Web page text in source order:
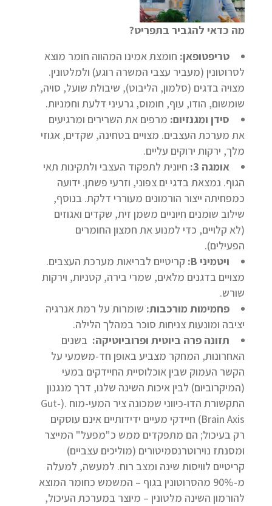
מה כדאי להגביר בתפריט?
טריפטופאן: חומצת אמינו המהווה חומר מוצא
לסרוטונין (מעביר עצבי המשרה רוגע) ולמלטונין.
מצויה בדגים (סלמון, הליבוט), שיבולת שועל, סויה,
שומשום, הודו, עוף, חומוס, גרעיני דלעת וחמניות.
סידן ומגנזיום: מרפים את השרירים ומרגיעים
את מערכת העצבים. מצויים בטחינה, שקדים, אגוזי
מלך, ירקות ירוקים עליים.
אומגה 3:
חיונית לתפקוד העצבי ולתקינות תאי
הגוף. נמצאת בדגי ים צפוני, וזרעי פשתן. ידועה
כמפחיתה ייצור הורמונים מעוררי דלקת. בנוסף,
שילוב שומנים חיוניים משמן זית, שקדים ואגוזים
(לא קלויים, כדי למנוע את חמצון החומרים
הפעילים).
ויטמיני B
: קריטיים לבריאות מערכת העצבים.
מצויים בדגנים מלאים, שמרי בירה, קטניות, וירקות
שורש.
פחמימות מורכבות: שומרות על רמת אנרגיה
יציבה ומונעות צניחות סוכר במהלך הלילה.
תזונה פרה ביוטית ופרוביוטיקה: בשנים
האחרונות, המחקר מצביע באופן חד-משמעי על
הקשר העמוק שבין אוכלוסיית החיידקים במעי
(המיקרוביום) לבין איכות השינה שלנו, דרך מנגנון
התקשורת הדו-כיווני שמכונה ציר המעי-מוח .(Gut-
Brain Axis) חיידקי מעיים ידידותיים אינם עוסקים
רק בעיכול; הם מתפקדים ממש כ"מפעל" המייצר
ומסנתז נוירוטרנסמיטורים (מוליכים עצביים)
קריטיים לוויסות שינה ומצב רוח. למעשה, למעלה
מ-90% מהסרוטונין בגוף – המשמש כחומר המוצא
להורמון השינה מלטונין – מיוצר במערכת העיכול,